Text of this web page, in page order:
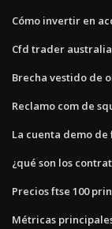
Cómo invertir en
Cfd trader australia
Brecha vestido de
Reclamo com de
La cuenta demo
¿qué son los
Precios ftse 100
Métricas